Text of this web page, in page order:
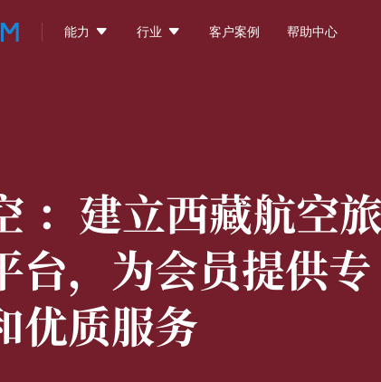
能力  行业  客户案例 帮助中心
： 建立西藏航空旅
台，为会员提供专
优质服务